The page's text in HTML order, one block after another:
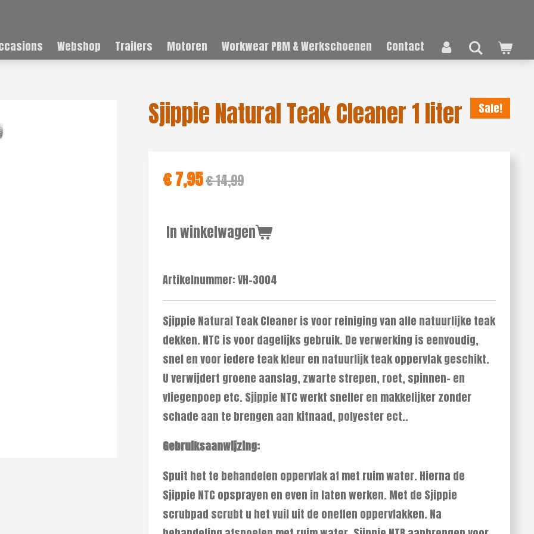
Webshop Trailers Motoren Workwear PBM & Werkschoenen Contact
Sjippie Natural Teak Cleaner 1 liter Sale!
€ 7,95€ 14,99
In winkelwagen
Artikelnummer:VH-3004
Sjippie Natural Teak Cleaner is voor reiniging van alle natuurlijke teak
dekken. NTC is voor dagelijks gebruik. De verwerking is eenvoudig,
snel en voor iedere teak kleur en natuurlijk teak oppervlak geschikt.
U verwijdert groene aanslag, zwarte strepen, roet, spinnen- en
vliegenpoep etc. Sjippie NTC werkt sneller en makkelijker zonder
schade aan te brengen aan kitnaad, polyester ect..
Gebruiksaanwijzing:
Spuit het te behandelen oppervlak af met ruim water. Hierna de
Sjippie NTC opsprayen en even in laten werken. Met de Sjippie
scrubpad scrubt u het vuil uit de oneffen oppervlakken. Na